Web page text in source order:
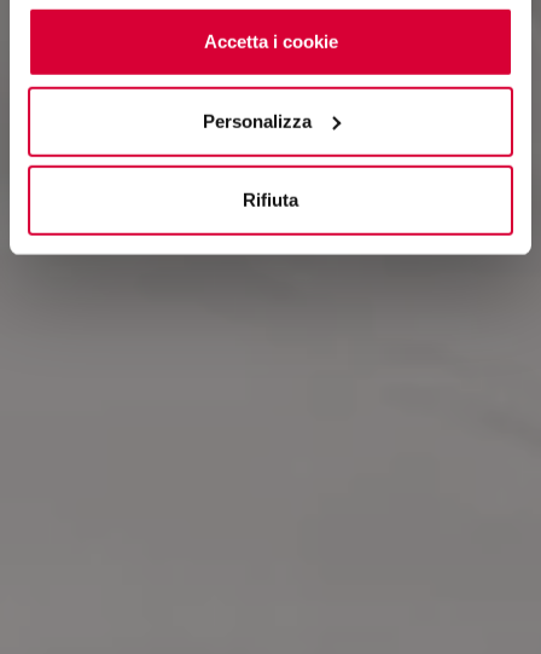
cookieclicchi qui. Il consenso può essere espresso
cliccando sul tasto “Accetta i cookie”. Se non vuole i
cookie di profilazione può negare il consenso sul tasto
Accetta i cookie
Personalizza
Rifiuta